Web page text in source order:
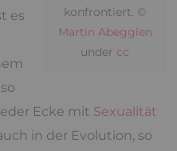
konfrontiert. ©
Martin Abegglen
under cc
es
Ecke mit Sexualität
in der Evolution, so